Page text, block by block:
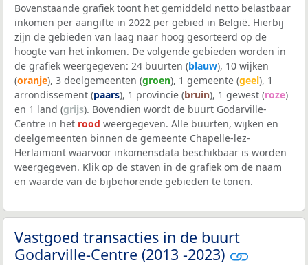
Bovenstaande grafiek toont het gemiddeld netto belastbaar
inkomen per aangifte in 2022 per gebied in België. Hierbij
zijn de gebieden van laag naar hoog gesorteerd op de
hoogte van het inkomen. De volgende gebieden worden in
de grafiek weergegeven: 24 buurten (blauw), 10 wijken
(oranje), 3 deelgemeenten (groen), 1 gemeente (geel), 1
arrondissement (paars), 1 provincie (bruin), 1 gewest (roze)
en 1 land (grijs). Bovendien wordt de buurt Godarville-
Centre in het rood weergegeven. Alle buurten, wijken en
deelgemeenten binnen de gemeente Chapelle-lez-
Herlaimont waarvoor inkomensdata beschikbaar is worden
weergegeven. Klik op de staven in de grafiek om de naam
en waarde van de bijbehorende gebieden te tonen.
Vastgoed transacties in de buurt
Godarville-Centre (2013 -2023)